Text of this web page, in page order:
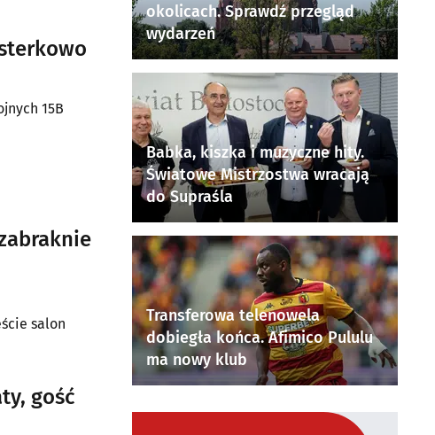
15B
salon
gość
okolicach. Sprawdź przegląd
wydarzeń
Babka, kiszka i muzyczne hity.
Światowe Mistrzostwa wracają
do Supraśla
Transferowa telenowela
dobiegła końca. Afimico Pululu
ma nowy klub